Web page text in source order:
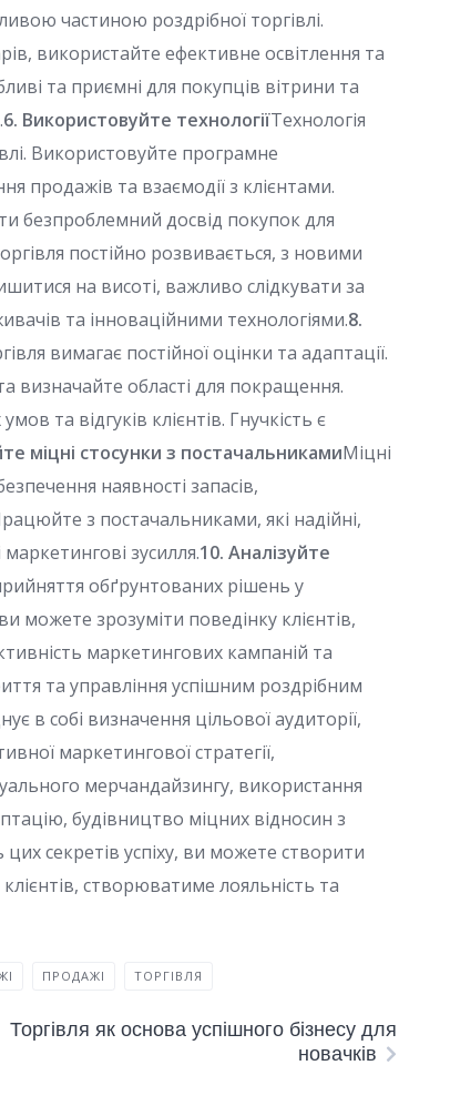
частиною роздрібної торгівлі.
використайте ефективне освітлення та
та приємні для покупців вітрини та
6. Використовуйте технологіїТехнологія
Використовуйте програмне
продажів та взаємодії з клієнтами.
безпроблемний досвід покупок для
постійно розвивається, з новими
на висоті, важливо слідкувати за
та інноваційними технологіями.8.
вимагає постійної оцінки та адаптації.
визначайте області для покращення.
та відгуків клієнтів. Гнучкість є
міцні стосунки з постачальникамиМіцні
наявності запасів,
з постачальниками, які надійні,
зусилля.10. Аналізуйте
обґрунтованих рішень у
можете зрозуміти поведінку клієнтів,
маркетингових кампаній та
та управління успішним роздрібним
в собі визначення цільової аудиторії,
маркетингової стратегії,
мерчандайзингу, використання
будівництво міцних відносин з
секретів успіху, ви можете створити
створюватиме лояльність та
ПРОДАЖІ ТОРГІВЛЯ
Торгівля як основа успішного бізнесу для
новачків